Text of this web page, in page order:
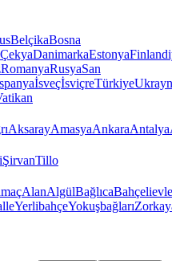
BelçikaBosna
ÇekyaDanimarkaEstonya
RomanyaRusyaSan
İsveçİsviçreTürkiye
AksarayAmasyaAnkaraAntalya
ŞirvanTillo
AlanAlgülBağlıca
YerlibahçeYokuşbağları